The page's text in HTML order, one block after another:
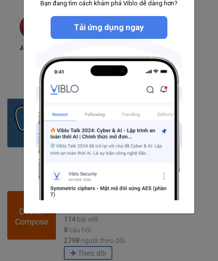
1444người theo dõi
Theo dõi
141 bài viết
4câu hỏi
2110người theo dõi
114 bài viết
8 câu hỏi
2798 người theo dõi
Theo dõi
Bạn đang tìm cách khám phá Viblo dễ dàng hơn?
Tải ứng dụng ngay